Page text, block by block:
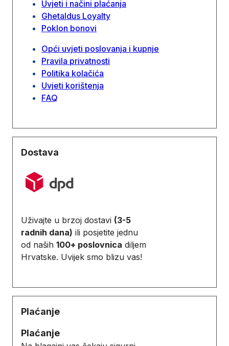
Uvjeti i načini plaćanja
Ghetaldus Loyalty
Poklon bonovi
Opći uvjeti poslovanja i kupnje
Pravila privatnosti
Politika kolačića
Uvjeti korištenja
FAQ
Dostava
Uživajte u brzoj dostavi (3-5
radnih dana) ili posjetite jednu
od naših 100+ poslovnica diljem
Hrvatske. Uvijek smo blizu vas!
Plaćanje
Plaćanje